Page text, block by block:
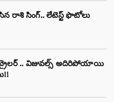
రాశి సింగ్.. లేటెస్ట్ ఫొటోలు
ట్రైలర్ .. విజువల్స్ అదిరిపోయాయి